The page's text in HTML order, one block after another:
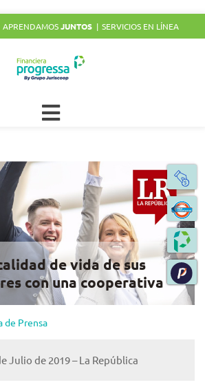
APRENDAMOSJUNTOS SERVICIOS EN LÍNEA
de vida de sus
con una cooperativa
de Prensa
Julio de 2019 – La República